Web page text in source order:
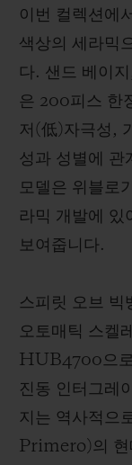
이번 컬렉션에
색상의 세라믹
다. 샌드 베이
은 200피스 한
저(低)자극성,
성과 성별에 관
모델은 위블로
라믹 개발에 있
보여줍니다.
스피릿 오브 빅
오토매틱 스켈
HUB4700으로
진동 인터그레
지는 역사적으
Primero)의 현